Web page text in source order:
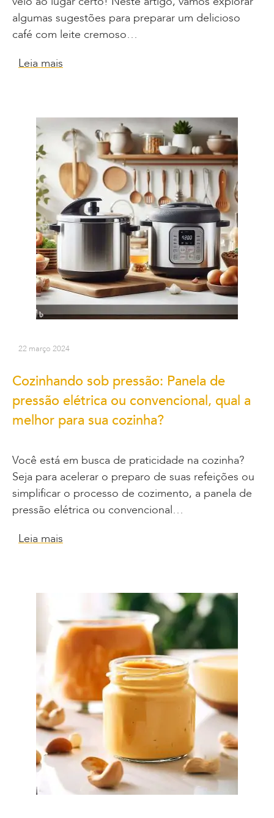
algumas sugestões para preparar um delicioso
café com leite cremoso…
Leia mais
22 março 2024
Cozinhando sob pressão: Panela de
pressão elétrica ou convencional, qual a
melhor para sua cozinha?
Você está em busca de praticidade na cozinha?
Seja para acelerar o preparo de suas refeições ou
simplificar o processo de cozimento, a panela de
pressão elétrica ou convencional…
Leia mais